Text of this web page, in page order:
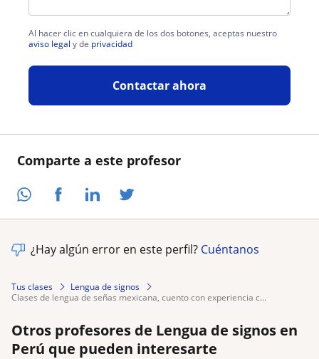
Comparte a este profesor
Al hacer clic en cualquiera de los dos botones, aceptas nuestro
aviso legal y de privacidad
Contactar ahora
¿Hay algún error en este perfil? Cuéntanos
Tus clases
Lengua de signos
clases de lengua de señas mexicana, cuento con experiencia c...
Otros profesores de Lengua de signos en
Perú que pueden interesarte